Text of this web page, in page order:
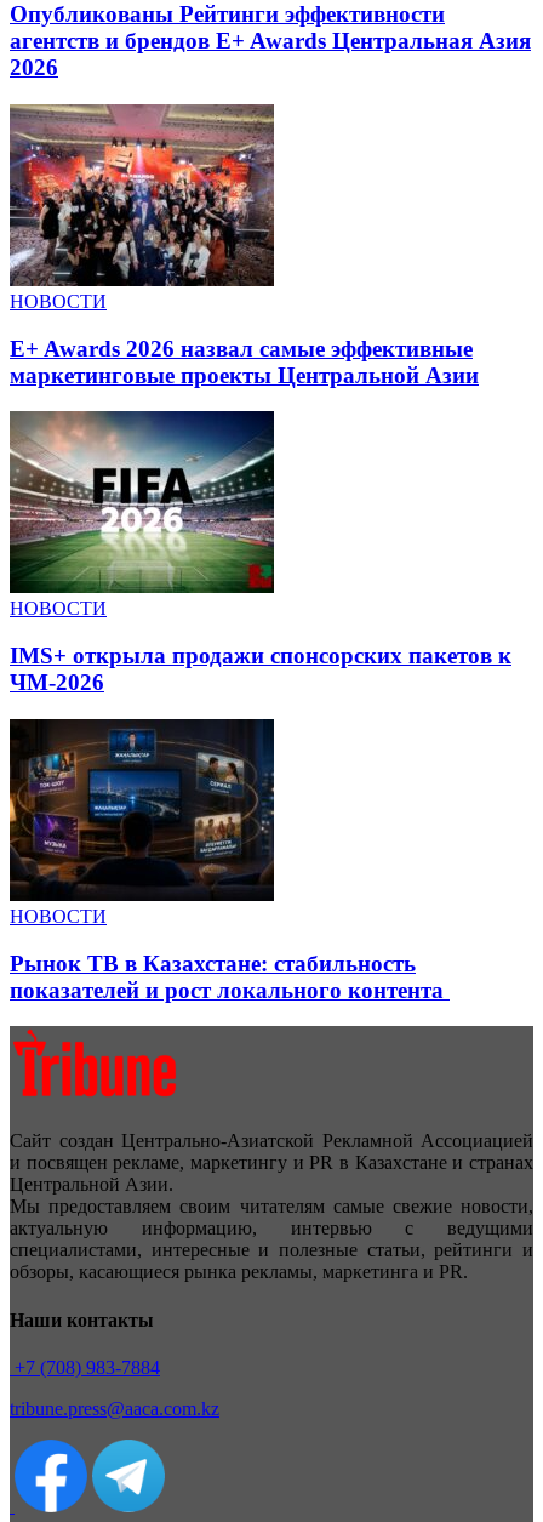
Опубликованы Рейтинги эффективности
агентств и брендов E+ Awards Центральная Азия
2026
НОВОСТИ
E+ Awards 2026 назвал самые эффективные
маркетинговые проекты Центральной Азии
НОВОСТИ
IMS+ открыла продажи спонсорских пакетов к
ЧМ-2026
НОВОСТИ
Рынок ТВ в Казахстане: стабильность
показателей и рост локального контента
Сайт создан Центрально-Азиатской Рекламной Ассоциацией
и посвящен рекламе, маркетингу и PR в Казахстане и странах
Центральной Азии.
Мы предоставляем своим читателям самые свежие новости,
актуальную информацию, интервью с ведущими
специалистами, интересные и полезные статьи, рейтинги и
обзоры, касающиеся рынка рекламы, маркетинга и PR.
Наши контакты
+7 (708) 983-7884
tribune.press@aaca.com.kz